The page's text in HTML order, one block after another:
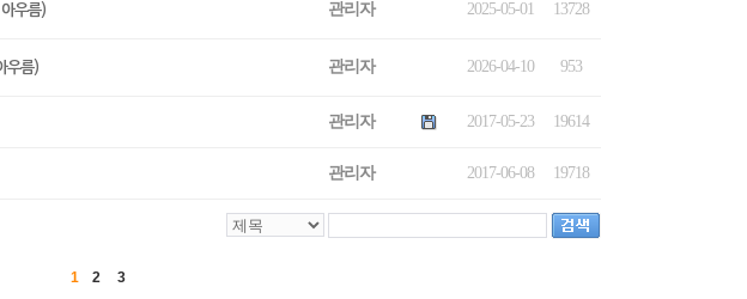
우름) 관리자 2025-05-01 13728
우름) 관리자 2026-04-10 953
관리자 2017-05-23 19614
관리자 2017-06-08 19718
1 2 3